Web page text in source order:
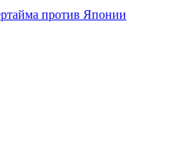
против Японии